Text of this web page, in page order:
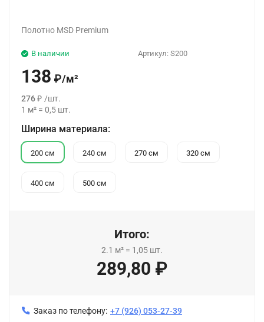
Полотно MSD Premium
Артикул: S200
В наличии
138 ₽/м²
276₽ /шт.
1 м² = 0,5 шт.
Ширина материала:
200 см 240 см 270 см 320 см
400 см 500 см
Итого:
2.1 м² = 1,05 шт.
289,80 ₽
Заказ по телефону: +7 (926) 053-27-39